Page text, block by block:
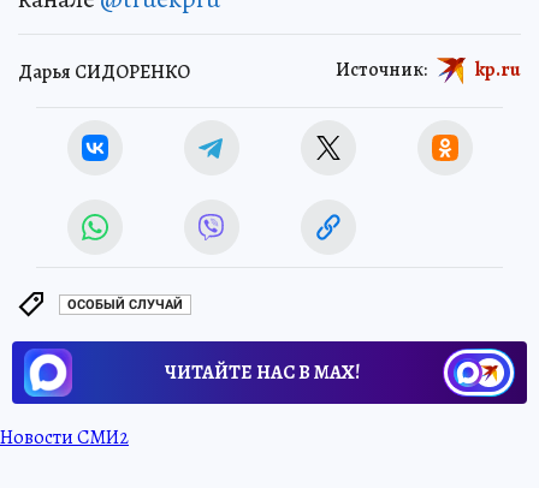
Дарья СИДОРЕНКО Источник: kp.ru
ОСОБЫЙ СЛУЧАЙ
ЧИТАЙТЕ НАС В МАХ!
Новости СМИ2